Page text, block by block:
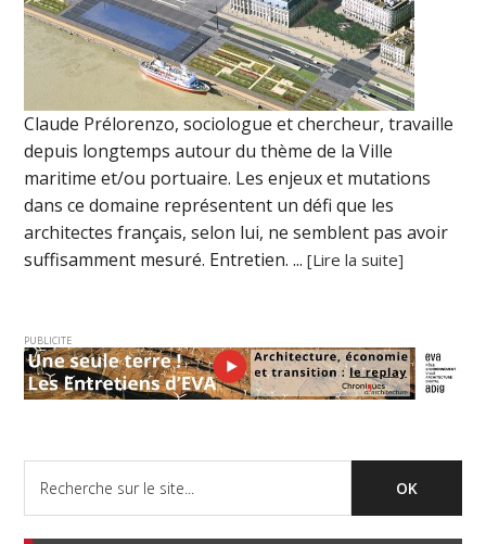
Claude Prélorenzo, sociologue et chercheur, travaille
depuis longtemps autour du thème de la Ville
maritime et/ou portuaire. Les enjeux et mutations
dans ce domaine représentent un défi que les
architectes français, selon lui, ne semblent pas avoir
suffisamment mesuré. Entretien. ...[Lire la suite]
PUBLICITE